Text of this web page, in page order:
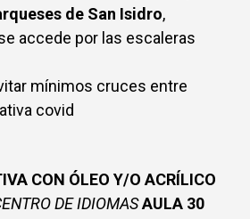
de San Isidro,
accede por las escaleras
mínimos cruces entre
covid
CON ÓLEO Y/O ACRÍLICO
DE IDIOMASAULA 30